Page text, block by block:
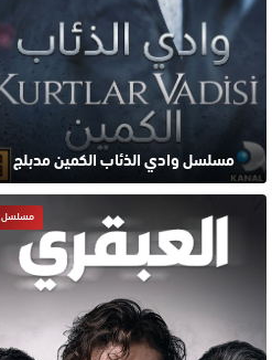
مسلسل وادي الذئاب الكمين مدبلج
مسلسل